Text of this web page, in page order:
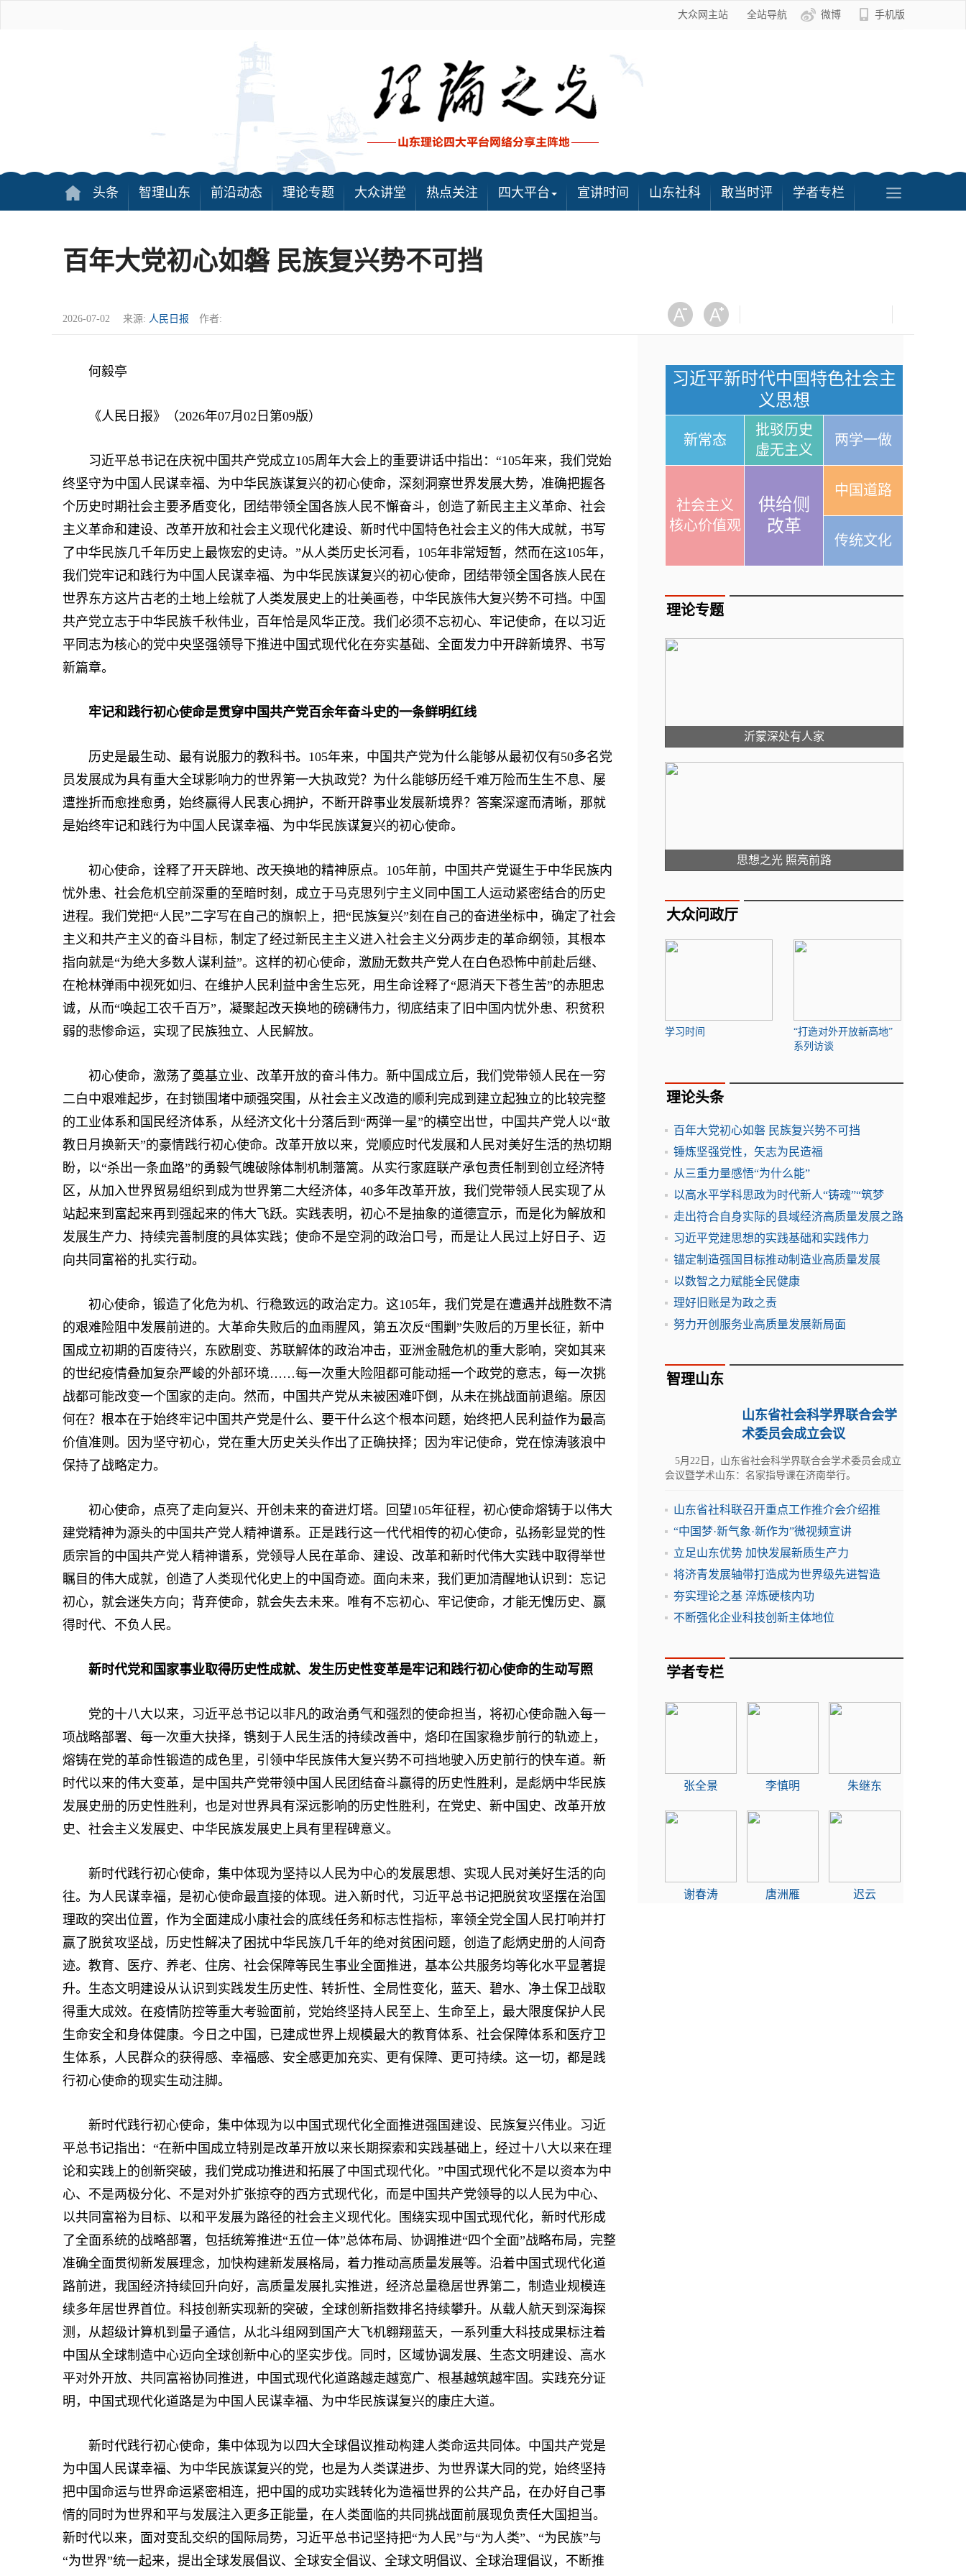
大众网主站 全站导航 微博 手机版
头条 智理山东 前沿动态 理论专题 大众讲堂 热点关注 四大平台 宣讲时间 山东社科 敢当时评 学者专栏
百年大党初心如磐 民族复兴势不可挡
2026-07-02 来源: 人民日报 作者:
何毅亭
《人民日报》（2026年07月02日第09版）
习近平总书记在庆祝中国共产党成立105周年大会上的重要讲话中指出：“105年来，我们党始
终坚守为中国人民谋幸福、为中华民族谋复兴的初心使命，深刻洞察世界发展大势，准确把握各
个历史时期社会主要矛盾变化，团结带领全国各族人民不懈奋斗，创造了新民主主义革命、社会
主义革命和建设、改革开放和社会主义现代化建设、新时代中国特色社会主义的伟大成就，书写
了中华民族几千年历史上最恢宏的史诗。”从人类历史长河看，105年非常短暂，然而在这105年，
我们党牢记和践行为中国人民谋幸福、为中华民族谋复兴的初心使命，团结带领全国各族人民在
世界东方这片古老的土地上绘就了人类发展史上的壮美画卷，中华民族伟大复兴势不可挡。中国
共产党立志于中华民族千秋伟业，百年恰是风华正茂。我们必须不忘初心、牢记使命，在以习近
平同志为核心的党中央坚强领导下推进中国式现代化在夯实基础、全面发力中开辟新境界、书写
新篇章。
牢记和践行初心使命是贯穿中国共产党百余年奋斗史的一条鲜明红线
历史是最生动、最有说服力的教科书。105年来，中国共产党为什么能够从最初仅有50多名党
员发展成为具有重大全球影响力的世界第一大执政党？为什么能够历经千难万险而生生不息、屡
遭挫折而愈挫愈勇，始终赢得人民衷心拥护，不断开辟事业发展新境界？答案深邃而清晰，那就
是始终牢记和践行为中国人民谋幸福、为中华民族谋复兴的初心使命。
初心使命，诠释了开天辟地、改天换地的精神原点。105年前，中国共产党诞生于中华民族内
忧外患、社会危机空前深重的至暗时刻，成立于马克思列宁主义同中国工人运动紧密结合的历史
进程。我们党把“人民”二字写在自己的旗帜上，把“民族复兴”刻在自己的奋进坐标中，确定了社会
主义和共产主义的奋斗目标，制定了经过新民主主义进入社会主义分两步走的革命纲领，其根本
指向就是“为绝大多数人谋利益”。这样的初心使命，激励无数共产党人在白色恐怖中前赴后继、
在枪林弹雨中视死如归、在维护人民利益中舍生忘死，用生命诠释了“愿消天下苍生苦”的赤胆忠
诚，从而“唤起工农千百万”，凝聚起改天换地的磅礴伟力，彻底结束了旧中国内忧外患、积贫积
弱的悲惨命运，实现了民族独立、人民解放。
初心使命，激荡了奠基立业、改革开放的奋斗伟力。新中国成立后，我们党带领人民在一穷
二白中艰难起步，在封锁围堵中顽强突围，从社会主义改造的顺利完成到建立起独立的比较完整
的工业体系和国民经济体系，从经济文化十分落后到“两弹一星”的横空出世，中国共产党人以“敢
教日月换新天”的豪情践行初心使命。改革开放以来，党顺应时代发展和人民对美好生活的热切期
盼，以“杀出一条血路”的勇毅气魄破除体制机制藩篱。从实行家庭联产承包责任制到创立经济特
区，从加入世界贸易组织到成为世界第二大经济体，40多年改革开放，我们党带领人民实现了从
站起来到富起来再到强起来的伟大飞跃。实践表明，初心不是抽象的道德宣示，而是化为解放和
发展生产力、持续完善制度的具体实践；使命不是空洞的政治口号，而是让人民过上好日子、迈
向共同富裕的扎实行动。
初心使命，锻造了化危为机、行稳致远的政治定力。这105年，我们党是在遭遇并战胜数不清
的艰难险阻中发展前进的。大革命失败后的血雨腥风，第五次反“围剿”失败后的万里长征，新中
国成立初期的百废待兴，东欧剧变、苏联解体的政治冲击，亚洲金融危机的重大影响，突如其来
的世纪疫情叠加复杂严峻的外部环境……每一次重大险阻都可能动摇一个政党的意志，每一次挑
战都可能改变一个国家的走向。然而，中国共产党从未被困难吓倒，从未在挑战面前退缩。原因
何在？根本在于始终牢记中国共产党是什么、要干什么这个根本问题，始终把人民利益作为最高
价值准则。因为坚守初心，党在重大历史关头作出了正确抉择；因为牢记使命，党在惊涛骇浪中
保持了战略定力。
初心使命，点亮了走向复兴、开创未来的奋进灯塔。回望105年征程，初心使命熔铸于以伟大
建党精神为源头的中国共产党人精神谱系。正是践行这一代代相传的初心使命，弘扬彰显党的性
质宗旨的中国共产党人精神谱系，党领导人民在革命、建设、改革和新时代伟大实践中取得举世
瞩目的伟大成就，创造了人类现代化史上的中国奇迹。面向未来，我们更加清醒地认识到：忘记
初心，就会迷失方向；背弃使命，就会失去未来。唯有不忘初心、牢记使命，才能无愧历史、赢
得时代、不负人民。
新时代党和国家事业取得历史性成就、发生历史性变革是牢记和践行初心使命的生动写照
党的十八大以来，习近平总书记以非凡的政治勇气和强烈的使命担当，将初心使命融入每一
项战略部署、每一次重大抉择，镌刻于人民生活的持续改善中，烙印在国家稳步前行的轨迹上，
熔铸在党的革命性锻造的成色里，引领中华民族伟大复兴势不可挡地驶入历史前行的快车道。新
时代以来的伟大变革，是中国共产党带领中国人民团结奋斗赢得的历史性胜利，是彪炳中华民族
发展史册的历史性胜利，也是对世界具有深远影响的历史性胜利，在党史、新中国史、改革开放
史、社会主义发展史、中华民族发展史上具有里程碑意义。
新时代践行初心使命，集中体现为坚持以人民为中心的发展思想、实现人民对美好生活的向
往。为人民谋幸福，是初心使命最直接的体现。进入新时代，习近平总书记把脱贫攻坚摆在治国
理政的突出位置，作为全面建成小康社会的底线任务和标志性指标，率领全党全国人民打响并打
赢了脱贫攻坚战，历史性解决了困扰中华民族几千年的绝对贫困问题，创造了彪炳史册的人间奇
迹。教育、医疗、养老、住房、社会保障等民生事业全面推进，基本公共服务均等化水平显著提
升。生态文明建设从认识到实践发生历史性、转折性、全局性变化，蓝天、碧水、净土保卫战取
得重大成效。在疫情防控等重大考验面前，党始终坚持人民至上、生命至上，最大限度保护人民
生命安全和身体健康。今日之中国，已建成世界上规模最大的教育体系、社会保障体系和医疗卫
生体系，人民群众的获得感、幸福感、安全感更加充实、更有保障、更可持续。这一切，都是践
行初心使命的现实生动注脚。
新时代践行初心使命，集中体现为以中国式现代化全面推进强国建设、民族复兴伟业。习近
平总书记指出：“在新中国成立特别是改革开放以来长期探索和实践基础上，经过十八大以来在理
论和实践上的创新突破，我们党成功推进和拓展了中国式现代化。”中国式现代化不是以资本为中
心、不是两极分化、不是对外扩张掠夺的西方式现代化，而是中国共产党领导的以人民为中心、
以共同富裕为目标、以和平发展为路径的社会主义现代化。围绕实现中国式现代化，新时代形成
了全面系统的战略部署，包括统筹推进“五位一体”总体布局、协调推进“四个全面”战略布局，完整
准确全面贯彻新发展理念，加快构建新发展格局，着力推动高质量发展等。沿着中国式现代化道
路前进，我国经济持续回升向好，高质量发展扎实推进，经济总量稳居世界第二，制造业规模连
续多年居世界首位。科技创新实现新的突破，全球创新指数排名持续攀升。从载人航天到深海探
测，从超级计算机到量子通信，从北斗组网到国产大飞机翱翔蓝天，一系列重大科技成果标注着
中国从全球制造中心迈向全球创新中心的坚实步伐。同时，区域协调发展、生态文明建设、高水
平对外开放、共同富裕协同推进，中国式现代化道路越走越宽广、根基越筑越牢固。实践充分证
明，中国式现代化道路是为中国人民谋幸福、为中华民族谋复兴的康庄大道。
新时代践行初心使命，集中体现为以四大全球倡议推动构建人类命运共同体。中国共产党是
为中国人民谋幸福、为中华民族谋复兴的党，也是为人类谋进步、为世界谋大同的党，始终坚持
把中国命运与世界命运紧密相连，把中国的成功实践转化为造福世界的公共产品，在办好自己事
情的同时为世界和平与发展注入更多正能量，在人类面临的共同挑战面前展现负责任大国担当。
新时代以来，面对变乱交织的国际局势，习近平总书记坚持把“为人民”与“为人类”、“为民族”与
“为世界”统一起来，提出全球发展倡议、全球安全倡议、全球文明倡议、全球治理倡议，不断推
习近平新时代中国特色社会主
义思想
新常态
批驳历史
虚无主义
两学一做
社会主义
核心价值观
供给侧
改革
中国道路
传统文化
理论专题
沂蒙深处有人家
思想之光 照亮前路
大众问政厅
学习时间
“打造对外开放新高地”
系列访谈
理论头条
百年大党初心如磐 民族复兴势不可挡
锤炼坚强党性，矢志为民造福
从三重力量感悟“为什么能”
以高水平学科思政为时代新人“铸魂”“筑梦
走出符合自身实际的县域经济高质量发展之路
习近平党建思想的实践基础和实践伟力
锚定制造强国目标推动制造业高质量发展
以数智之力赋能全民健康
理好旧账是为政之责
努力开创服务业高质量发展新局面
智理山东
山东省社会科学界联合会学
术委员会成立会议
5月22日，山东省社会科学界联合会学术委员会成立
会议暨学术山东：名家指导课在济南举行。
山东省社科联召开重点工作推介会介绍推
“中国梦·新气象·新作为”微视频宣讲
立足山东优势 加快发展新质生产力
将济青发展轴带打造成为世界级先进智造
夯实理论之基 淬炼硬核内功
不断强化企业科技创新主体地位
学者专栏
张全景 李慎明 朱继东
谢春涛 唐洲雁 迟云